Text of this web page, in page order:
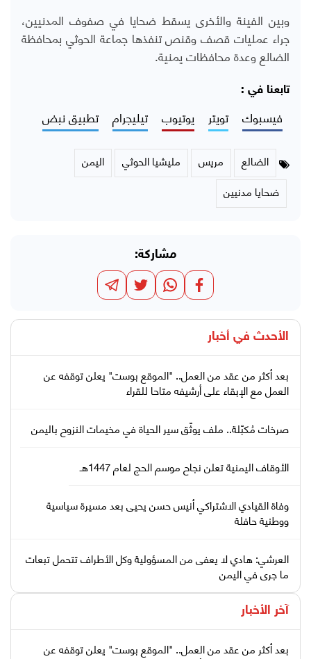
وبين الفينة والأخرى يسقط ضحايا في صفوف المدنيين،
جراء عمليات قصف وقنص تنفذها جماعة الحوثي بمحافظة
الضالع وعدة محافظات يمنية.
تابعنا في :
فيسبوك تويتر يوتيوب تيليجرام تطبيق نبض
الضالع مريس مليشيا الحوثي
اليمن
ضحايا مدنيين
مشاركة:
الأحدث في أخبار
بعد أكثر من عقد من العمل.. "الموقع بوست" يعلن توقفه عن
العمل مع الإبقاء على أرشيفه متاحا للقراء
صرخات مُكبّلة.. ملف يوثّق سير الحياة في مخيمات النزوح باليمن
الأوقاف اليمنية تعلن نجاح موسم الحج لعام 1447هـ
وفاة القيادي الاشتراكي أنيس حسن يحيى بعد مسيرة سياسية
ووطنية حافلة
العرشي: هادي لا يعفى من المسؤولية وكل الأطراف تتحمل تبعات
ما جرى في اليمن
آخر الأخبار
بعد أكثر من عقد من العمل.. "الموقع بوست" يعلن توقفه عن